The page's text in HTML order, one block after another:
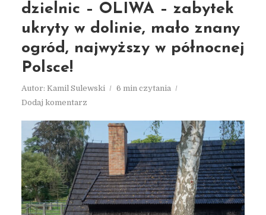
dzielnic – OLIWA – zabytek
ukryty w dolinie, mało znany
ogród, najwyższy w północnej
Polsce!
Autor: Kamil Sulewski
6 min czytania
Dodaj komentarz